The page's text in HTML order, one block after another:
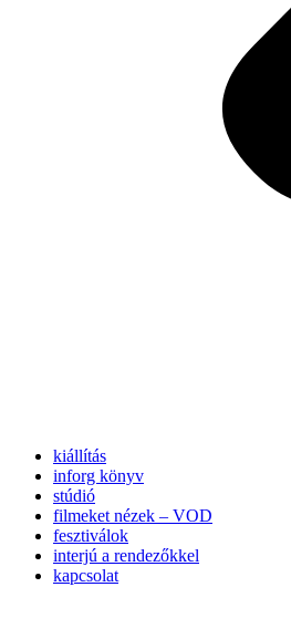
kiállítás
inforg könyv
stúdió
filmeket nézek – VOD
fesztiválok
interjú a rendezőkkel
kapcsolat